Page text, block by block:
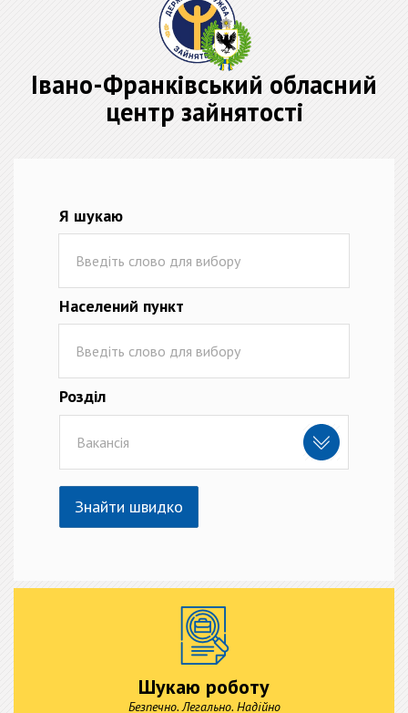
Івано-Франківський обласний
центр зайнятості
Я шукаю
Населений пункт
Розділ
Вакансія
Знайти швидко
Шукаю роботу
Безпечно. Легально. Надійно